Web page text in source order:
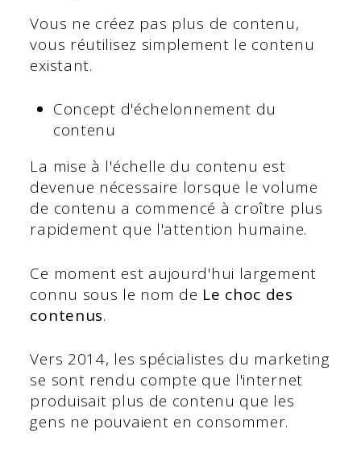
Vous ne créez pas plus de contenu,
vous réutilisez simplement le contenu
existant.
Concept d'échelonnement du
contenu
La mise à l'échelle du contenu est
devenue nécessaire lorsque le volume
de contenu a commencé à croître plus
rapidement que l'attention humaine.
Ce moment est aujourd'hui largement
connu sous le nom de Le choc des
contenus.
Vers 2014, les spécialistes du marketing
se sont rendu compte que l'internet
produisait plus de contenu que les
gens ne pouvaient en consommer.